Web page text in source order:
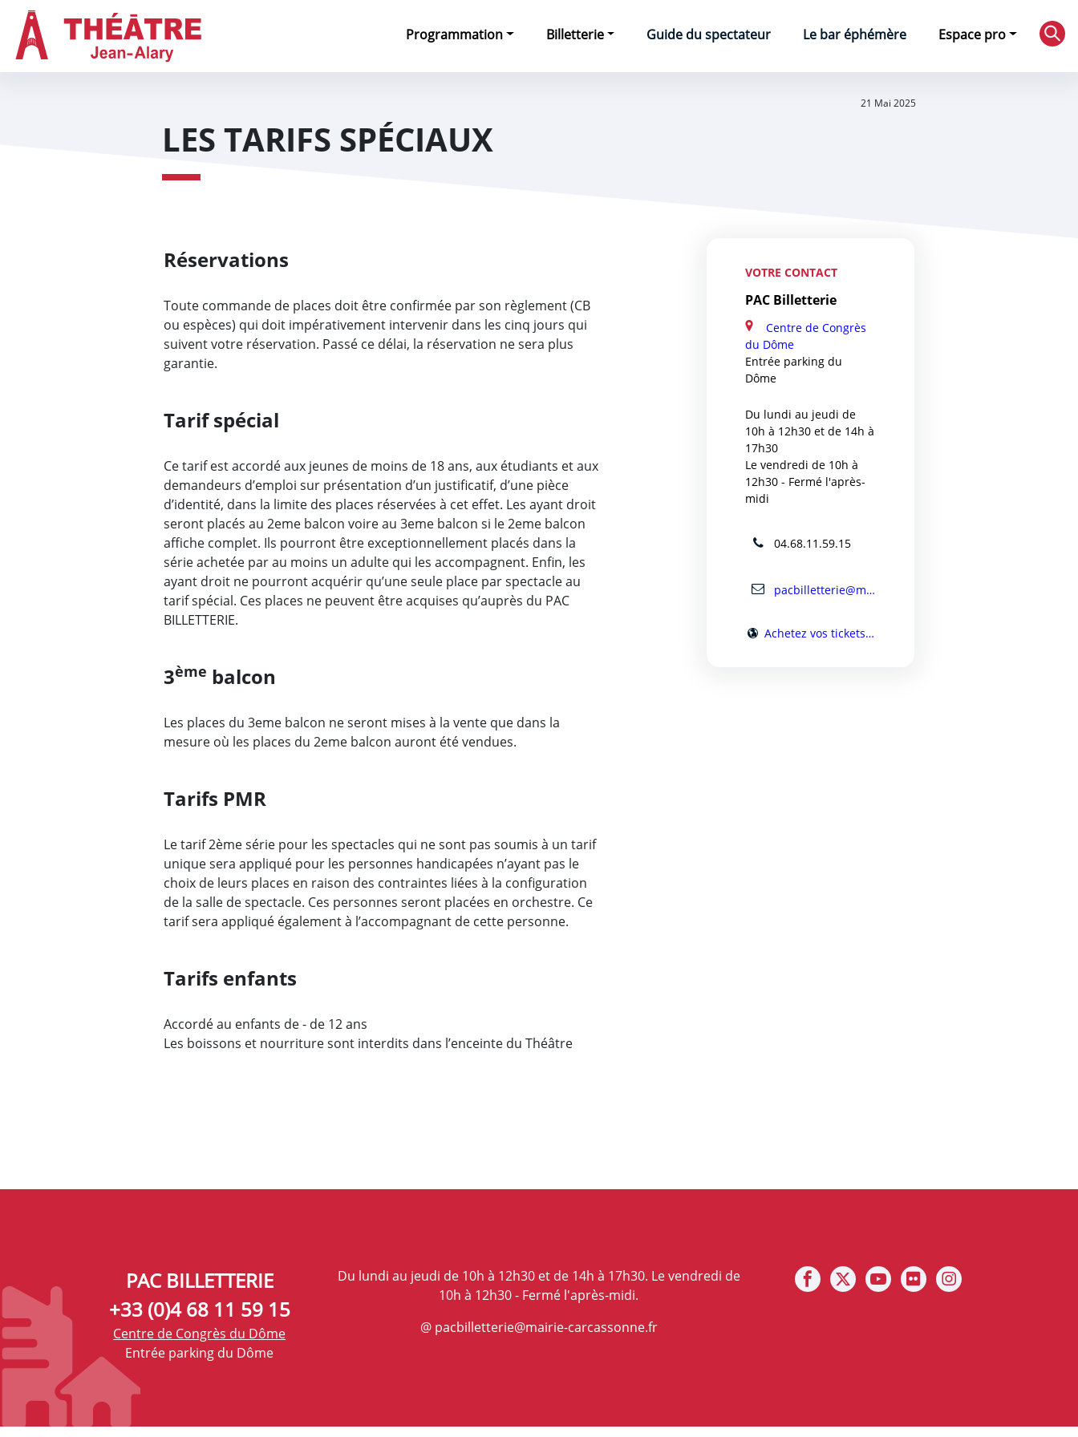
Aller au contenu
Aller au menu Navigation principale Programmation Billetterie Guide du spectateur Le bar éphémère
Espace pro
21 Mai 2025
LES TARIFS SPÉCIAUX
Réservations
Toute commande de places doit être confirmée par son règlement (CB
ou espèces) qui doit impérativement intervenir dans les cinq jours qui
suivent votre réservation. Passé ce délai, la réservation ne sera plus
garantie.
Tarif spécial
Ce tarif est accordé aux jeunes de moins de 18 ans, aux étudiants et aux
demandeurs d’emploi sur présentation d’un justificatif, d’une pièce
d’identité, dans la limite des places réservées à cet effet. Les ayant droit
seront placés au 2eme balcon voire au 3eme balcon si le 2eme balcon
affiche complet. Ils pourront être exceptionnellement placés dans la
série achetée par au moins un adulte qui les accompagnent. Enfin, les
ayant droit ne pourront acquérir qu’une seule place par spectacle au
tarif spécial. Ces places ne peuvent être acquises qu’auprès du PAC
BILLETTERIE.
3ème balcon
Les places du 3eme balcon ne seront mises à la vente que dans la
mesure où les places du 2eme balcon auront été vendues.
Tarifs PMR
Le tarif 2ème série pour les spectacles qui ne sont pas soumis à un tarif
unique sera appliqué pour les personnes handicapées n’ayant pas le
choix de leurs places en raison des contraintes liées à la configuration
de la salle de spectacle. Ces personnes seront placées en orchestre. Ce
tarif sera appliqué également à l’accompagnant de cette personne.
Tarifs enfants
Accordé au enfants de - de 12 ans
Les boissons et nourriture sont interdits dans l’enceinte du Théâtre
VOTRE CONTACT
PAC Billetterie
Centre de Congrès
du Dôme
Entrée parking du
Dôme
Du lundi au jeudi de
10h à 12h30 et de 14h à
17h30
Le vendredi de 10h à
12h30 - Fermé l'après-
midi
04.68.11.59.15
pacbilletterie@mairie-carcassonne.fr
Achetez vos tickets en ligne
PAC BILLETTERIE
+33 (0)4 68 11 59 15
Centre de Congrès du Dôme
Entrée parking du Dôme
Du lundi au jeudi de 10h à 12h30 et de 14h à 17h30. Le vendredi de
10h à 12h30 - Fermé l'après-midi.
@ pacbilletterie@mairie-carcassonne.fr
Notre facebook
Notre X (ex Twitter)
Notre Chaine youtube
Notre photothèque sur
Panneau de gestion des cookies